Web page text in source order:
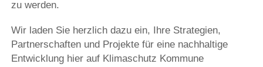
zu werden.
Wir laden Sie herzlich dazu ein, Ihre Strategien,
Partnerschaften und Projekte für eine nachhaltige
Entwicklung hier auf Klimaschutz Kommune